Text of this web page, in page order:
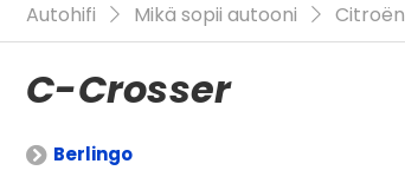
Autohifi
Mikä sopii autooni Citroën
C-Crosser
Berlingo